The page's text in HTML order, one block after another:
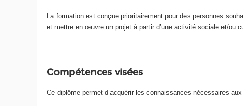
La formation est conçue prioritairement pour des personnes
et mettre en œuvre un projet à partir d’une activité sociale et/ou
Compétences visées
Ce diplôme permet d’acquérir les connaissances nécessaires